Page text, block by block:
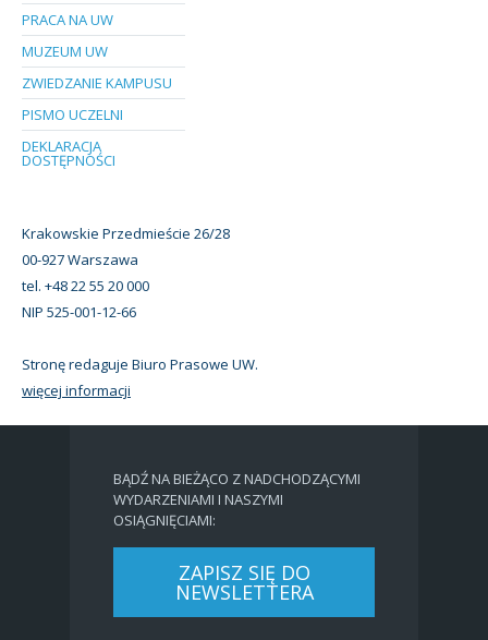
PRACA NA UW
MUZEUM UW
ZWIEDZANIE KAMPUSU
PISMO UCZELNI
DEKLARACJA
DOSTĘPNOŚCI
Krakowskie Przedmieście 26/28
00-927 Warszawa
tel. +48 22 55 20 000
NIP 525-001-12-66
Stronę redaguje Biuro Prasowe UW.
więcej informacji
BĄDŹ NA BIEŻĄCO Z NADCHODZĄCYMI
WYDARZENIAMI I NASZYMI
OSIĄGNIĘCIAMI:
ZAPISZ SIĘ DO
NEWSLETTERA